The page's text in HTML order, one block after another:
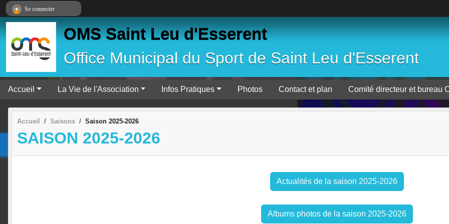
OMS Saint Leu d'Esserent
Office Municipal du Sport de Saint Leu d'Esserent
Accueil La Vie de l'Association Infos Pratiques Photos Contact et plan Comité directeur et
Accueil Saisons Saison 2025-2026
SAISON 2025-2026
Actualités de la saison 2025-2026
Albums photos de la saison 2025-2026
Se connecter
Panneau de gestion des cookies